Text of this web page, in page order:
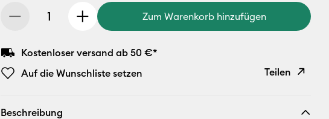
Zum Warenkorb hinzufügen
Kostenloser versand ab 50 €*
Auf die Wunschliste setzen
Teilen
Beschreibung